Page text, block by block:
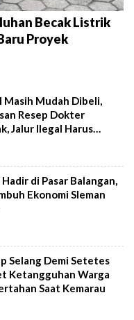
Becak Listrik
Proyek
Masih Mudah Dibeli,
Resep Dokter
Jalur Ilegal Harus
Hadir di Pasar Balangan,
Ekonomi Sleman
Selang Demi Setetes
Ketangguhan Warga
Saat Kemarau